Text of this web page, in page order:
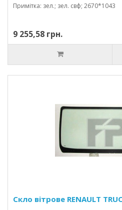
Примітка: зел.; зел. свф; 2670*1043
9 255,58 грн.
Скло вітрове RENAULT